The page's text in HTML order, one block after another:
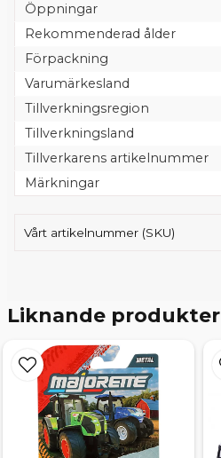
Öppningar
Rekommenderad ålder
Förpackning
Varumärkesland
Tillverkningsregion
Tillverkningsland
Tillverkarens artikelnummer
Märkningar
Vårt artikelnummer (SKU)
Liknande produkter